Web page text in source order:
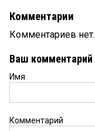
Комментарии
Комментариев нет.
Ваш комментарий
Имя
Комментарий